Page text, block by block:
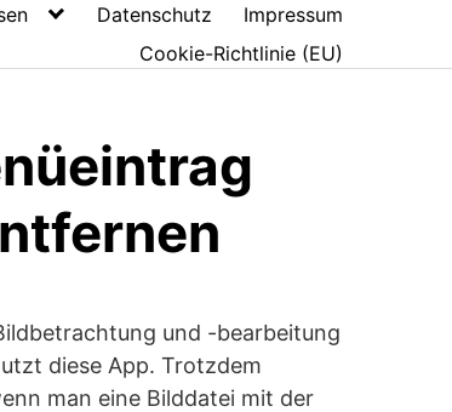
Datenschutz
Impressum
Cookie-Richtlinie (EU)
und -bearbeitung
diese App. Trotzdem
man eine Bilddatei mit der